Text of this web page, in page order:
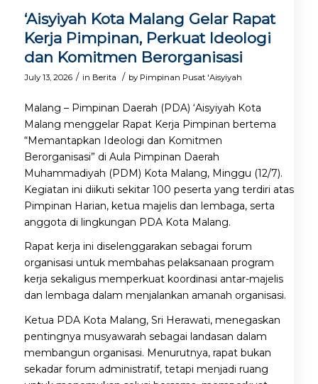
‘Aisyiyah Kota Malang Gelar Rapat
Kerja Pimpinan, Perkuat Ideologi
dan Komitmen Berorganisasi
July 13, 2026 / in Berita / by Pimpinan Pusat 'Aisyiyah
Malang – Pimpinan Daerah (PDA) ‘Aisyiyah Kota
Malang menggelar Rapat Kerja Pimpinan bertema
“Memantapkan Ideologi dan Komitmen
Berorganisasi” di Aula Pimpinan Daerah
Muhammadiyah (PDM) Kota Malang, Minggu (12/7).
Kegiatan ini diikuti sekitar 100 peserta yang terdiri atas
Pimpinan Harian, ketua majelis dan lembaga, serta
anggota di lingkungan PDA Kota Malang.
Rapat kerja ini diselenggarakan sebagai forum
organisasi untuk membahas pelaksanaan program
kerja sekaligus memperkuat koordinasi antar-majelis
dan lembaga dalam menjalankan amanah organisasi.
Ketua PDA Kota Malang, Sri Herawati, menegaskan
pentingnya musyawarah sebagai landasan dalam
membangun organisasi. Menurutnya, rapat bukan
sekadar forum administratif, tetapi menjadi ruang